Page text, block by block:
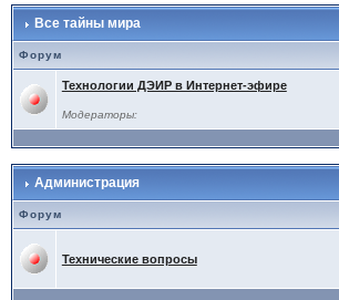
Все тайны мира
Форум
Технологии ДЭИР в Интернет-эфире
Модераторы:
Администрация
Форум
Технические вопросы